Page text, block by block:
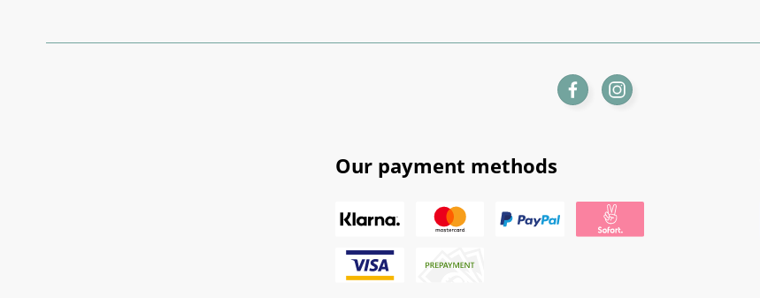
Our payment methods